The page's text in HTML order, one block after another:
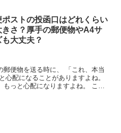
ポストの投函口はどれくらい
きさ？厚手の郵便物やA4サ
も大丈夫？
便物を送る時に、 「これ、本当
心配になることがありますよね。
っと心配になりますよね。 この